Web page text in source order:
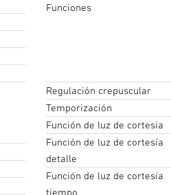
Funciones
Regulación crepuscular
Temporización
Función de luz de cortesía
Función de luz de cortesía
detalle
Función de luz de cortesía
tiempo